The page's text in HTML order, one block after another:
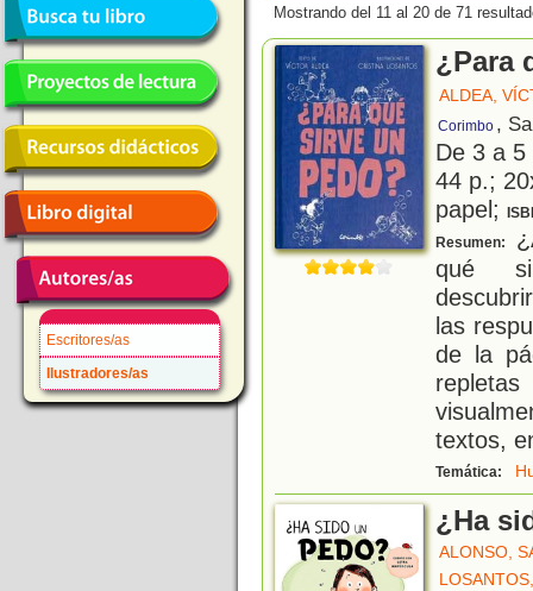
Escritores/as
Ilustradores/as
Mostrando del 11 al 20 de 71
¿Para
ALDEA,
Corimbo ,
De 3 a
44 p.;
papel;
Resumen:
qué
las
de la
textos,
Temática:
¿Ha
ALONSO,